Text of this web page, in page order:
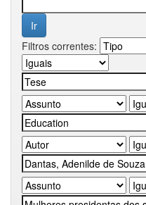
Filtros correntes: